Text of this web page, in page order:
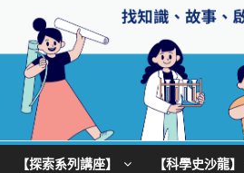
【探索系列講座】 【科學史沙龍】